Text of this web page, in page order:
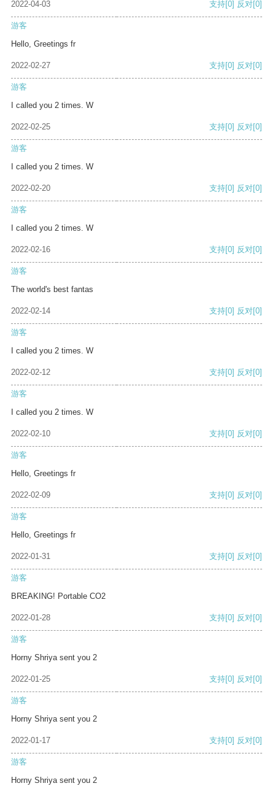
2022-04-03 支持[0] 反对[0]
游客
Hello, Greetings fr
2022-02-27 支持[0] 反对[0]
游客
I called you 2 times. W
2022-02-25 支持[0] 反对[0]
游客
I called you 2 times. W
2022-02-20 支持[0] 反对[0]
游客
I called you 2 times. W
2022-02-16 支持[0] 反对[0]
游客
The world's best fantas
2022-02-14 支持[0] 反对[0]
游客
I called you 2 times. W
2022-02-12 支持[0] 反对[0]
游客
I called you 2 times. W
2022-02-10 支持[0] 反对[0]
游客
Hello, Greetings fr
2022-02-09 支持[0] 反对[0]
游客
Hello, Greetings fr
2022-01-31 支持[0] 反对[0]
游客
BREAKING! Portable CO2
2022-01-28 支持[0] 反对[0]
游客
Horny Shriya sent you 2
2022-01-25 支持[0] 反对[0]
游客
Horny Shriya sent you 2
2022-01-17 支持[0] 反对[0]
游客
Horny Shriya sent you 2